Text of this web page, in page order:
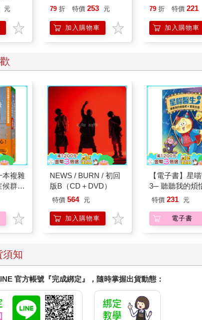
元 79 折 特價 253 元
加入購物車
79 折 特價 221
加入購物車
本複雜
候群自
典
NEWS / BURN / 初回
版B（CD＋DVD）
特價 564 元
加入購物車
【電子書】星
3─ 聽聽我的煩
現自我
特價 231 元
電子書
須知
官方帳號『完成綁定』，隨時掌握出貨動態：